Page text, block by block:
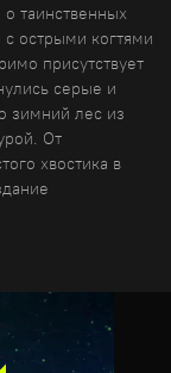
таинственных
острыми когтями
присутствует
серые и
зимний лес из
От
хвостика в